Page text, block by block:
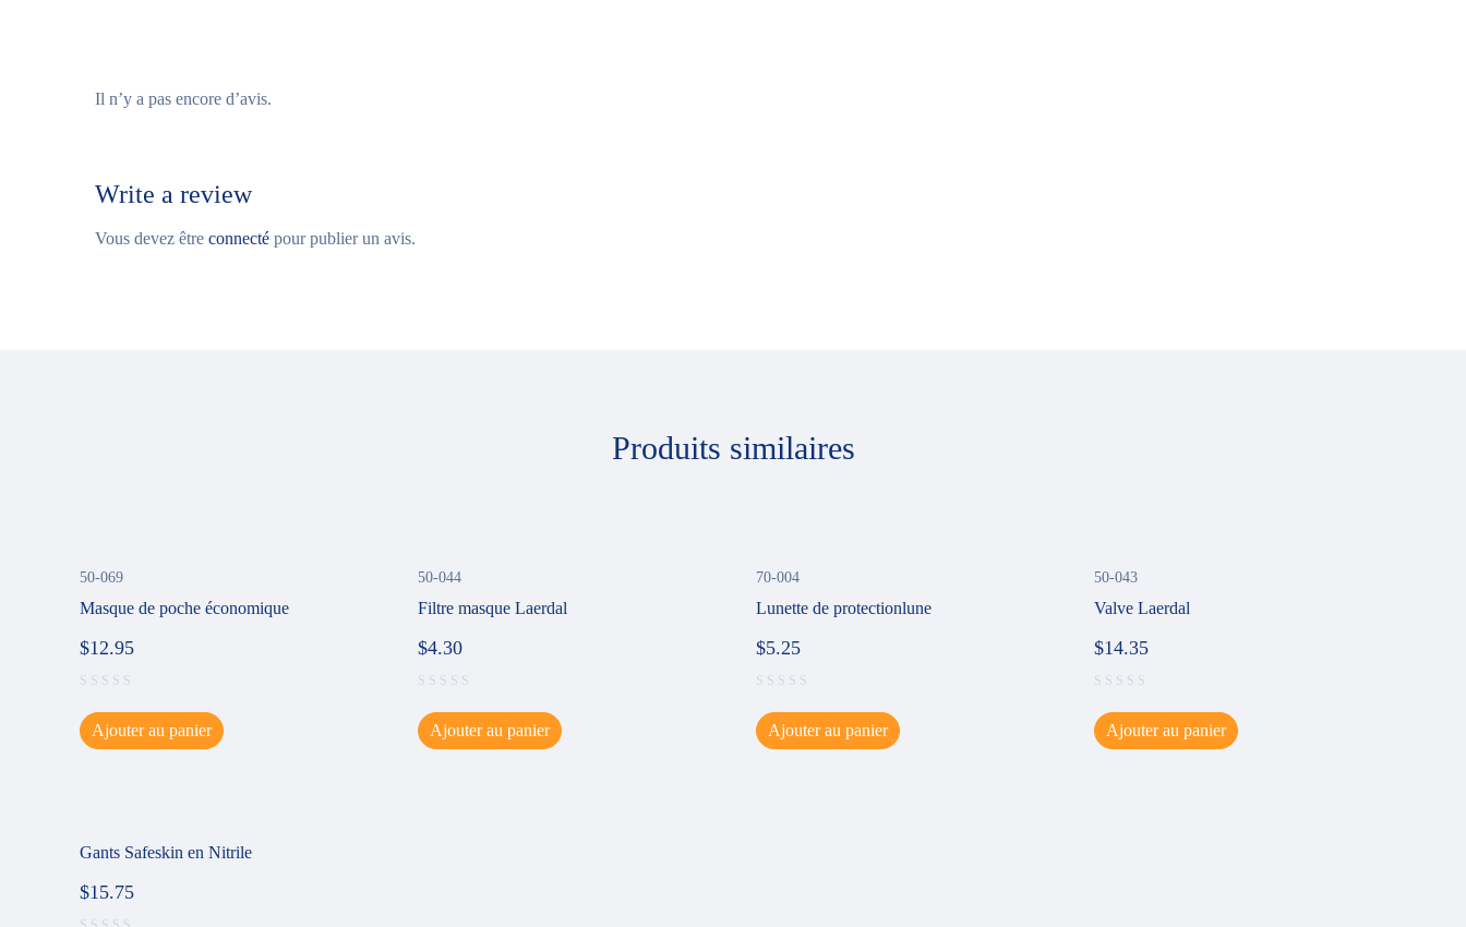
Il n’y a pas encore d’avis.
Write a review
Vous devez être connecté pour publier un avis.
Produits similaires
50-069
Masque de poche économique
$12.95
Ajouter au panier
50-044
Filtre masque Laerdal
$4.30
Ajouter au panier
70-004
Lunette de protectionlune
$5.25
Ajouter au panier
50-043
Valve Laerdal
$14.35
Ajouter au panier
Gants Safeskin en Nitrile
$15.75